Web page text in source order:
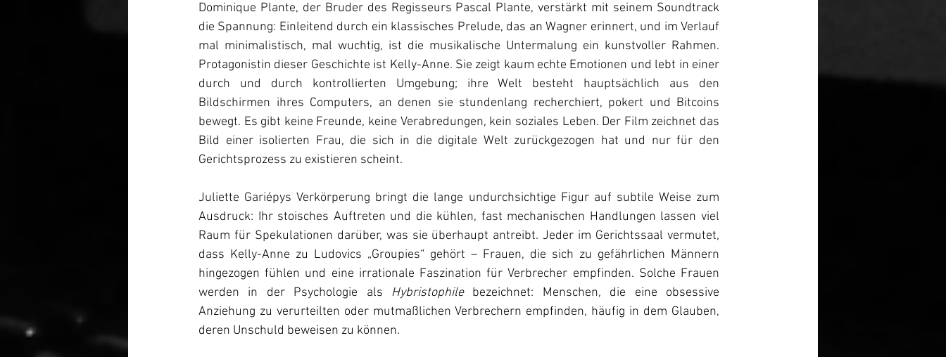
Dominique Plante, der Bruder des Regisseurs Pascal Plante, verstärkt mit seinem Soundtrack
die Spannung: Einleitend durch ein klassisches Prelude, das an Wagner erinnert, und im Verlauf
Protagonistin dieser Geschichte ist Kelly-Anne. Sie zeigt kaum echte Emotionen und lebt in einer
durch und durch kontrollierten Umgebung; ihre Welt besteht hauptsächlich aus den
Bildschirmen ihres Computers, an denen sie stundenlang recherchiert, pokert und Bitcoins
bewegt. Es gibt keine Freunde, keine Verabredungen, kein soziales Leben. Der Film zeichnet das
Bild einer isolierten Frau, die sich in die digitale Welt zurückgezogen hat und nur für den
Gerichtsprozess zu existieren scheint.
Juliette Gariépys Verkörperung bringt die lange undurchsichtige Figur auf subtile Weise zum
Ausdruck: Ihr stoisches Auftreten und die kühlen, fast mechanischen Handlungen lassen viel
Raum für Spekulationen darüber, was sie überhaupt antreibt. Jeder im Gerichtssaal vermutet,
dass Kelly-Anne zu Ludovics „Groupies“ gehört – Frauen, die sich zu gefährlichen Männern
hingezogen fühlen und eine irrationale Faszination für Verbrecher empfinden. Solche Frauen
werden in der Psychologie als Hybristophile bezeichnet: Menschen, die eine obsessive
Anziehung zu verurteilten oder mutmaßlichen Verbrechern empfinden, häufig in dem Glauben,
deren Unschuld beweisen zu können.